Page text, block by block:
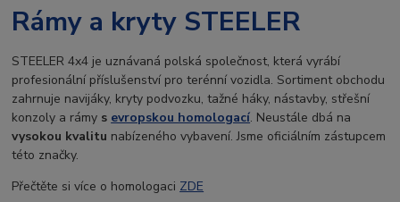
Rámy a kryty STEELER
STEELER 4x4 je uznávaná polská společnost, která vyrábí
profesionální příslušenství pro terénní vozidla. Sortiment obchodu
zahrnuje navijáky, kryty podvozku, tažné háky, nástavby, střešní
konzoly a rámy s evropskou homologací. Neustále dbá na
vysokou kvalitu nabízeného vybavení. Jsme oficiálním zástupcem
této značky.
Přečtěte si více o homologaci ZDE